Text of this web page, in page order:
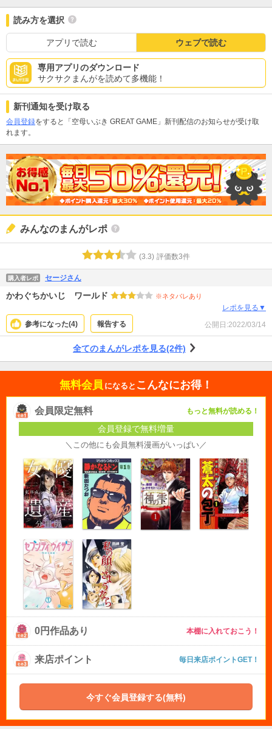
読み方を選択
アプリで読む ウェブで読む
専用アプリのダウンロード
サクサクまんがを読めて多機能！
新刊通知を受け取る
会員登録をすると「空母いぶき GREAT GAME」新刊配信のお知らせが受け取
れます。
みんなのまんがレポ
(3.3) 評価数3件
購入者レポ セージさん
かわぐちかいじ ワールド ※ネタバレあり
レポを見る▼
参考になった(4) 報告する 公開日:2022/03/14
全てのまんがレポを見る(2件)
無料会員 になると こんなにお得！
会員限定無料 もっと無料が読める！
会員登録で無料増量
＼この他にも会員無料漫画がいっぱい／
0円作品あり 本棚に入れておこう！
来店ポイント 毎日来店ポイントGET！
今すぐ会員登録する(無料)